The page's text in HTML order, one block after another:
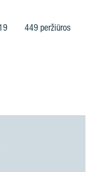
449 peržiūros